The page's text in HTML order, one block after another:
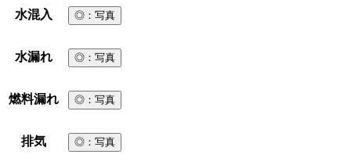
水混入 ◎ ：写真
水漏れ ◎ ：写真
燃料漏れ ◎ ：写真
排気 ◎ ：写真